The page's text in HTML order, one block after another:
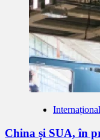
Internațional
China și SUA, în